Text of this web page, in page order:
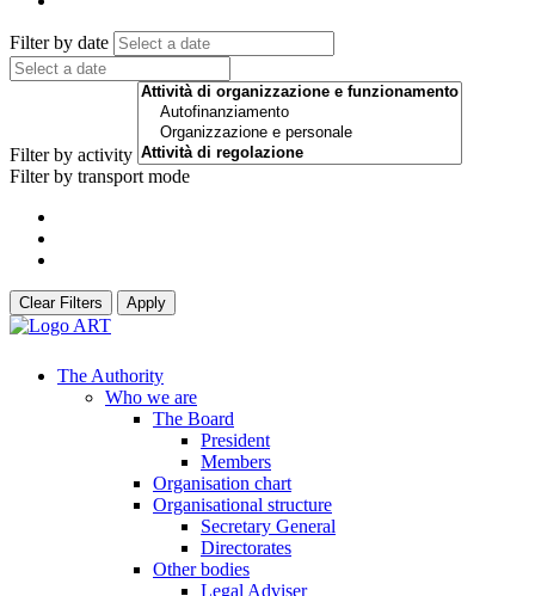
Filter by date
Filter by activity
Filter by transport mode
Clear Filters Apply
The Authority
Who we are
The Board
President
Members
Organisation chart
Organisational structure
Secretary General
Directorates
Other bodies
Legal Adviser